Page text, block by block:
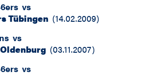
vs
Tübingen (14.02.2009)
vs
(03.11.2007)
vs